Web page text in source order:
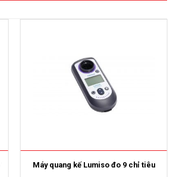
Máy quang kế Lumiso đo 9 chỉ tiêu